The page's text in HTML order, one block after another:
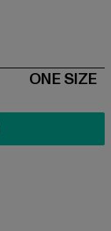
ONE SIZE